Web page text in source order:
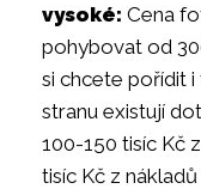
vysoké: Cena
pohybovat od
si chcete pořídit
stranu existují
100-150 tisíc Kč
tisíc Kč z